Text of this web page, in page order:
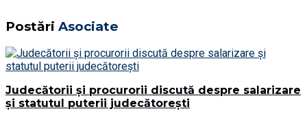
Postări Asociate
Judecătorii și procurorii discută despre salarizare
și statutul puterii judecătorești